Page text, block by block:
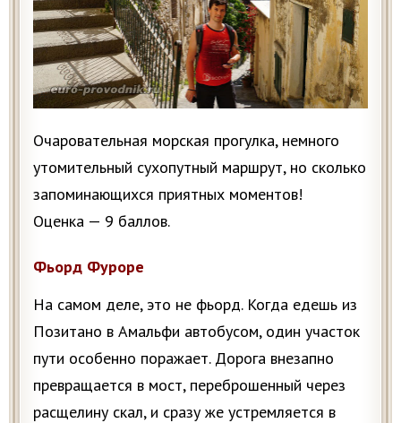
Очаровательная морская прогулка, немного
утомительный сухопутный маршрут, но сколько
запоминающихся приятных моментов!
Оценка — 9 баллов.
Фьорд Фуроре
На самом деле, это не фьорд. Когда едешь из
Позитано в Амальфи автобусом, один участок
пути особенно поражает. Дорога внезапно
превращается в мост, переброшенный через
расщелину скал, и сразу же устремляется в